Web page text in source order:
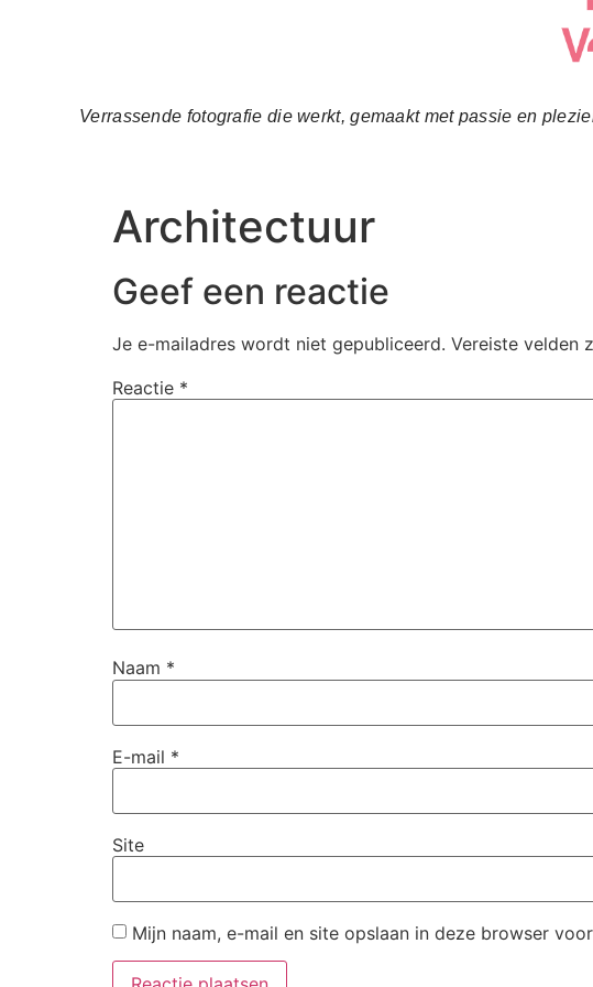
Verrassende fotografie die werkt, gemaakt met passie en
Architectuur
Geef een reactie
Je e-mailadres wordt niet gepubliceerd. Vereiste velden
Reactie *
Naam *
E-mail *
Site
Mijn naam, e-mail en site opslaan in deze browser